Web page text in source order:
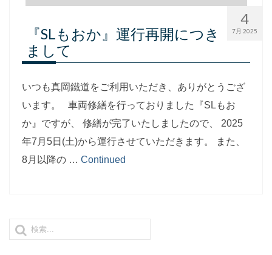
4
7月 2025
『SLもおか』運行再開につき
まして
いつも真岡鐵道をご利用いただき、ありがとうござ
います。 車両修繕を行っておりました『SLもお
か』ですが、 修繕が完了いたしましたので、 2025
年7月5日(土)から運行させていただきます。 また、
8月以降の … Continued